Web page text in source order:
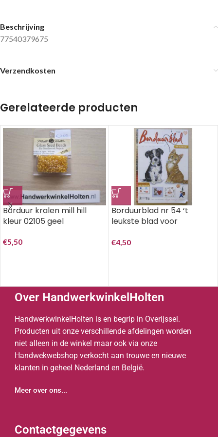
Beschrijving
77540379675
Verzendkosten
Gerelateerde producten
Borduur kralen mill hill
kleur 02105 geel
€5,50
Borduurblad nr 54 ‘t
leukste blad voor
€4,50
Over HandwerkwinkelHolten
HandwerkwinkelHolten is en begrip in Overijssel.
Producten uit onze verschillende afdelingen worden
niet alleen in de winkel maar ook via onze
Handwekwebshop verkocht aan trouwe en nieuwe
klanten in geheel Nederland en België.
Meer over ons...
Contactgegevens